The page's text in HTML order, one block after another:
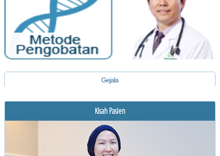
Gejala
Pengobatan
Kisah Pasien